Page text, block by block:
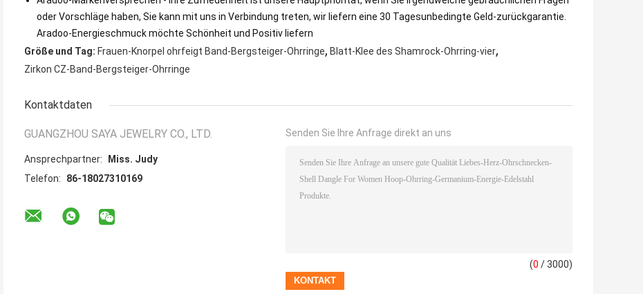
oder Vorschläge haben, Sie kann mit uns in Verbindung treten, wir liefern eine 30 Tagesunbedingte Geld-zurückgarantie.
Aradoo-Energieschmuck möchte Schönheit und Positiv liefern
Größe und Tag: Frauen-Knorpel ohrfeigt Band-Bergsteiger-Ohrringe, Blatt-Klee des Shamrock-Ohrring-vier,
Zirkon CZ-Band-Bergsteiger-Ohrringe
Kontaktdaten
GUANGZHOU SAYA JEWELRY CO., LTD.
Ansprechpartner:
Miss. Judy
Telefon:
86-18027310169
Senden Sie Ihre Anfrage direkt an uns
(0 / 3000)